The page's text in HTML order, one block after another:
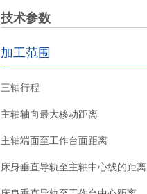
技术参数
加工范围
三轴行程
主轴轴向最大移动距离
主轴端面至工作台面距离
床身垂直导轨至主轴中心线的距离